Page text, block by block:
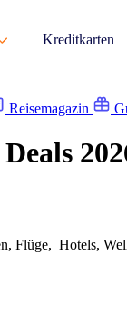
Kreditkarten
Reisemagazin
Flüge, Hotels,